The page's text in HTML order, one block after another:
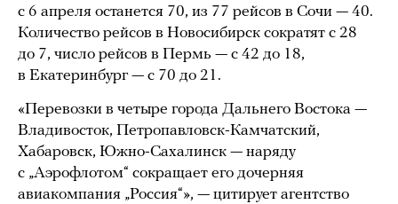
с 6 апреля останется 70, из 77 рейсов в Сочи — 40.
Количество рейсов в Новосибирск сократят с 28
до 7, число рейсов в Пермь — с 42 до 18,
в Екатеринбург — с 70 до 21.
«Перевозки в четыре города Дальнего Востока —
Владивосток, Петропавловск-Камчатский,
Хабаровск, Южно-Сахалинск — наряду
с „Аэрофлотом“ сокращает его дочерняя
авиакомпания „Россия“», — цитирует агентство